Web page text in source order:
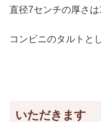
直径7センチの厚さは
コンビニのタルトと
いただきます